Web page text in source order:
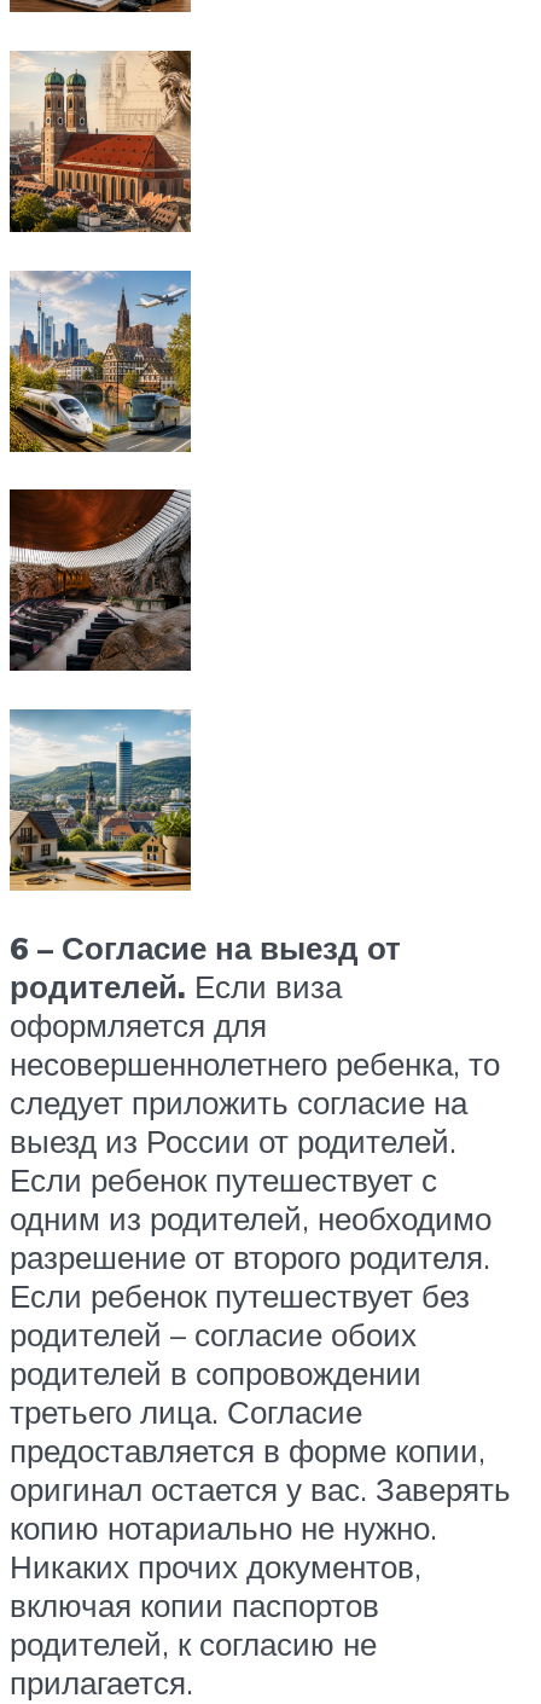
6 – Согласие на выезд от
родителей. Если виза
оформляется для
несовершеннолетнего ребенка, то
следует приложить согласие на
выезд из России от родителей.
Если ребенок путешествует с
одним из родителей, необходимо
разрешение от второго родителя.
Если ребенок путешествует без
родителей – согласие обоих
родителей в сопровождении
третьего лица. Согласие
предоставляется в форме копии,
оригинал остается у вас. Заверять
копию нотариально не нужно.
Никаких прочих документов,
включая копии паспортов
родителей, к согласию не
прилагается.